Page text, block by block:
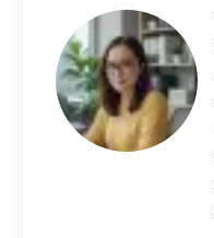
k
e
s
t
A
p
p